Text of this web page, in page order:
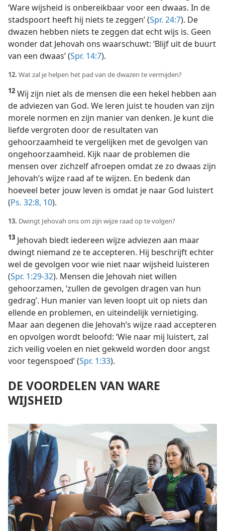
‘Ware wijsheid is onbereikbaar voor een dwaas. In de
stadspoort heeft hij niets te zeggen’ (Spr. 24:7). De
dwazen hebben niets te zeggen dat echt wijs is. Geen
wonder dat Jehovah ons waarschuwt: ‘Blijf uit de buurt
van een dwaas’ (Spr. 14:7).
12. Wat zal je helpen het pad van de dwazen te vermijden?
12 Wij zijn niet als de mensen die een hekel hebben aan
de adviezen van God. We leren juist te houden van zijn
morele normen en zijn manier van denken. Je kunt die
liefde vergroten door de resultaten van
gehoorzaamheid te vergelijken met de gevolgen van
ongehoorzaamheid. Kijk naar de problemen die
mensen over zichzelf afroepen omdat ze zo dwaas zijn
Jehovah’s wijze raad af te wijzen. En bedenk dan
hoeveel beter jouw leven is omdat je naar God luistert
(Ps. 32:8, 10).
13. Dwingt Jehovah ons om zijn wijze raad op te volgen?
13 Jehovah biedt iedereen wijze adviezen aan maar
dwingt niemand ze te accepteren. Hij beschrijft echter
wel de gevolgen voor wie niet naar wijsheid luisteren
(Spr. 1:29-32). Mensen die Jehovah niet willen
gehoorzamen, ‘zullen de gevolgen dragen van hun
gedrag’. Hun manier van leven loopt uit op niets dan
ellende en problemen, en uiteindelijk vernietiging.
Maar aan degenen die Jehovah’s wijze raad accepteren
en opvolgen wordt beloofd: ‘Wie naar mij luistert, zal
zich veilig voelen en niet gekweld worden door angst
voor tegenspoed’ (Spr. 1:33).
DE VOORDELEN VAN WARE
WIJSHEID